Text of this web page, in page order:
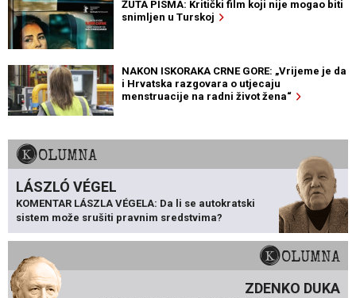
ŽUTA PISMA: Kritički film koji nije mogao biti
snimljen u Turskoj
NAKON ISKORAKA CRNE GORE: „Vrijeme je da
i Hrvatska razgovara o utjecaju
menstruacije na radni život žena“
KOLUMNA
LÁSZLÓ VÉGEL
KOMENTAR LÁSZLA VÉGELA: Da li se autokratski
sistem može srušiti pravnim sredstvima?
KOLUMNA
ZDENKO DUKA